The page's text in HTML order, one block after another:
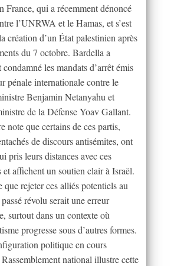
France, qui a récemment dénoncé
l’UNRWA et le Hamas, et s’est
création d’un État palestinien après
du 7 octobre. Bardella a
condamné les mandats d’arrêt émis
pénale internationale contre le
Benjamin Netanyahu et
de la Défense Yoav Gallant.
note que certains de ces partis,
de discours antisémites, ont
pris leurs distances avec ces
et affichent un soutien clair à Israël.
rejeter ces alliés potentiels au
révolu serait une erreur
surtout dans un contexte où
progresse sous d’autres formes.
politique en cours
national illustre cette